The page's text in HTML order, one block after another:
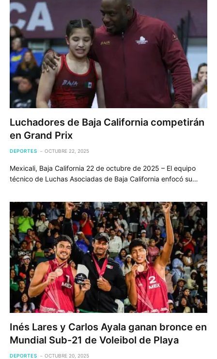
Luchadores de Baja California competirán
en Grand Prix
DEPORTES OCTUBRE 22, 2025
Mexicali, Baja California 22 de octubre de 2025 – El equipo
técnico de Luchas Asociadas de Baja California enfocó su…
Inés Lares y Carlos Ayala ganan bronce en
Mundial Sub-21 de Voleibol de Playa
DEPORTES OCTUBRE 20, 2025